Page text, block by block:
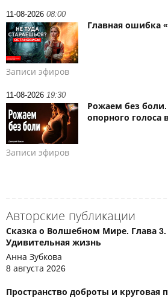
11-08-2026 08:00
Главная ошибка
Записи эфиров
11-08-2026 19:30
Рожаем без
опорного голоса
Записи эфиров
Авторские публикации
Сказка о Волшебном Мире. Глава 3.
Удивительная жизнь
Анна Зубкова
8 августа 2026
Пространство доброты и круговая